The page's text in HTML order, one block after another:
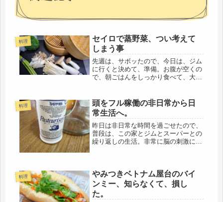
料理
セイロで蒸野菜、つい考えて
しまう事
先週は、サボッたので、今日は、ジム
に行くと決めて、準備。お腹が空くの
で、朝ごはんをしっかり食べて、大阪
水に下地クリーム兼日焼け止めだけを
塗っていたけど、今日から、乳液も
塗...
料理
頭をフル稼働の非日常から日
常生活へ。
昨日は非日常な時間を過ごせたので、
普段は、この家とジムとスーパーとの
繰り返しの生活。非常に脳の刺激にな
会いだし、臆病になっていたら、閉じ
こ...
料理
やみつきベトナム屋台のバイ
ンミー、知らなくて、損し
た。